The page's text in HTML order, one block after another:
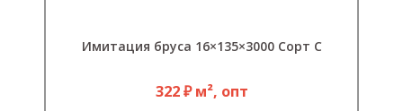
Имитация бруса 16×135×3000 Сорт С
322 ₽ м², опт